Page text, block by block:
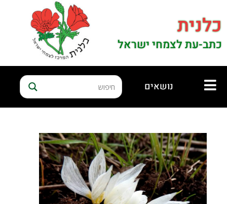
כלנית
כתב-עת לצמחי ישראל
נושאים